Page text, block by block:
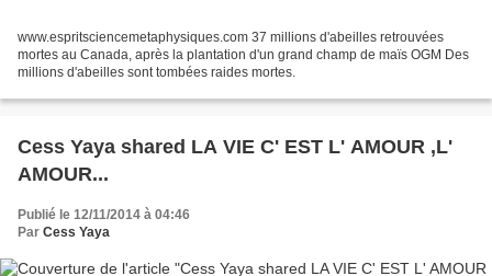
www.espritsciencemetaphysiques.com 37 millions d'abeilles retrouvées
mortes au Canada, après la plantation d'un grand champ de maïs OGM Des
millions d'abeilles sont tombées raides mortes.
Cess Yaya shared LA VIE C' EST L' AMOUR ,L'
AMOUR...
Publié le 12/11/2014 à 04:46
Par Cess Yaya